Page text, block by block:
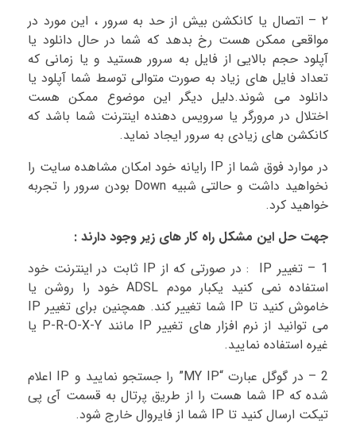
۲ – اتصال یا کانکشن بیش از حد به سرور ، این مورد در
مواقعی ممکن هست رخ بدهد که شما در حال دانلود یا
آپلود حجم بالایی از فایل به سرور هستید و یا زمانی که
تعداد فایل های زیاد به صورت متوالی توسط شما آپلود یا
دانلود می شوند.دلیل دیگر این موضوع ممکن هست
اختلال در مرورگر یا سرویس دهنده اینترنت شما باشد که
کانکشن های زیادی به سرور ایجاد نماید.
در موارد فوق شما از IP رایانه خود امکان مشاهده سایت را
نخواهید داشت و حالتی شبیه Down بودن سرور را تجربه
خواهید کرد.
جهت حل این مشکل راه کار های زیر وجود دارند :
1 – تغییر IP : در صورتی که از IP ثابت در اینترنت خود
استفاده نمی کنید یکبار مودم ADSL خود را روشن یا
خاموش کنید تا IP شما تغییر کند. همچنین برای تغییر IP
می توانید از نرم افزار های تغییر IP مانند P-R-O-X-Y یا
غیره استفاده نمایید.
2 – در گوگل عبارت “MY IP” را جستجو نمایید و IP اعلام
شده که IP شما هست را از طریق پرتال به قسمت آی پی
تیکت ارسال کنید تا IP شما از فایروال خارج شود.